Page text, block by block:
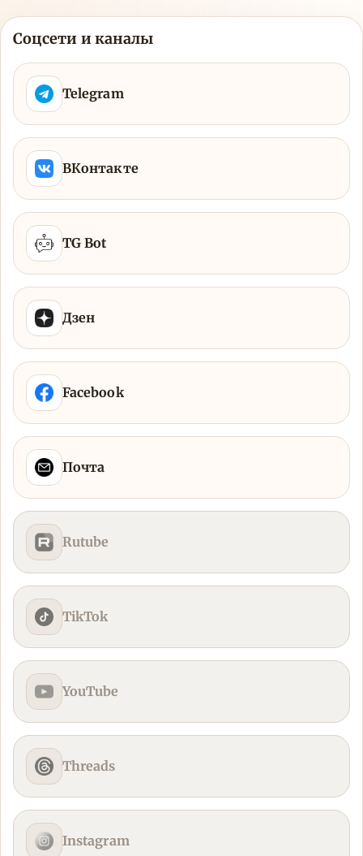
Соцсети и каналы
Telegram
ВКонтакте
TG Bot
Дзен
Facebook
Почта
Rutube
TikTok
YouTube
Threads
Instagram